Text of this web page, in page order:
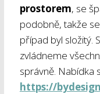
prostorem, se
podobně, takže
případ byl složitý.
zvládneme
správně. Nabídka
https://